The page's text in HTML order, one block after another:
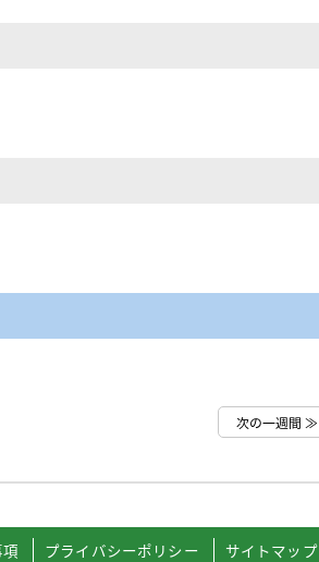
次の一週間 ≫
プライバシーポリシー サイトマップ